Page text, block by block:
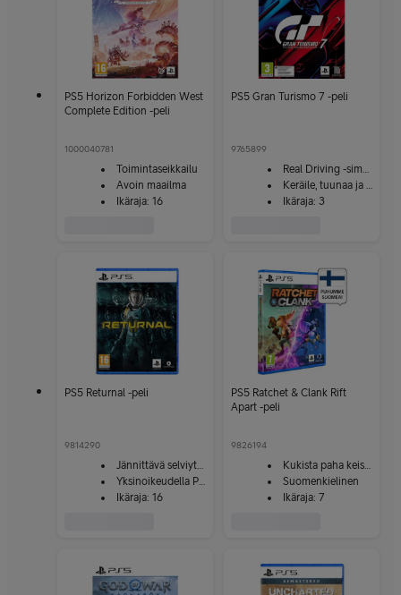
PS5 Horizon Forbidden West
Complete Edition -peli
1000040781
Toimintaseikkailu
Avoin maailma
Ikäraja: 16
PS5 Gran Turismo 7 -peli
9765899
Real Driving -simulaattori
Keräile, tuunaa ja aja
Ikäraja: 3
PS5 Returnal -peli
9814290
Jännittävä selviytymispeli
Yksinoikeudella PS5:lle
Ikäraja: 16
PS5 Ratchet & Clank Rift
Apart -peli
9826194
Kukista paha keisari
Suomenkielinen
Ikäraja: 7